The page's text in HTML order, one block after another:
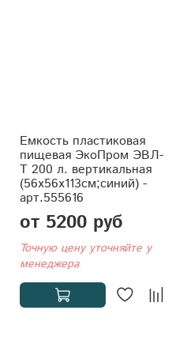
Емкость пластиковая
пищевая ЭкоПром ЭВЛ-
Т 200 л. вертикальная
(56x56x113см;синий) -
арт.555616
от 5200 руб
Точную цену уточняйте у
менеджера